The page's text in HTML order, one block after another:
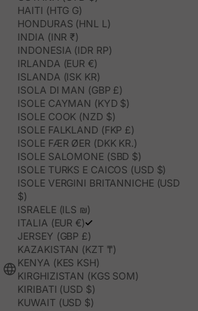
HAITI (HTG G)
HONDURAS (HNL L)
INDIA (INR ₹)
INDONESIA (IDR RP)
IRLANDA (EUR €)
ISLANDA (ISK KR)
ISOLA DI MAN (GBP £)
ISOLE CAYMAN (KYD $)
ISOLE COOK (NZD $)
ISOLE FALKLAND (FKP £)
ISOLE FÆR ØER (DKK KR.)
ISOLE SALOMONE (SBD $)
ISOLE TURKS E CAICOS (USD $)
ISOLE VERGINI BRITANNICHE (USD
$)
ISRAELE (ILS ₪)
ITALIA (EUR €)
JERSEY (GBP £)
KAZAKISTAN (KZT ₸)
KENYA (KES KSH)
KIRGHIZISTAN (KGS SOM)
KIRIBATI (USD $)
KUWAIT (USD $)